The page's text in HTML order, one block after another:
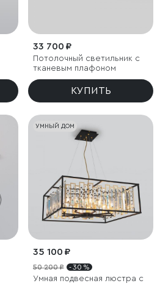
33 700 ₽
Потолочный светильник с
тканевым плафоном
КУПИТЬ
УМНЫЙ ДОМ
35 100 ₽
50 200 ₽ - 30 %
Умная подвесная люстра с